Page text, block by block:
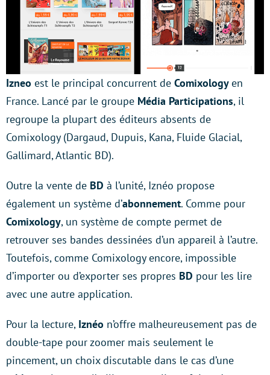
Izneo est le principal concurrent de Comixologyen
France. Lancé par le groupe Média Participations, il
regroupe la plupart des éditeurs absents de
Comixology (Dargaud, Dupuis, Kana, Fluide Glacial,
Gallimard, Atlantic BD).
Outre la vente de BD à l’unité, Iznéo propose
également un système d’abonnement. Comme pour
Comixology, un système de compte permet de
retrouver ses bandes dessinées d’un appareil à l’autre.
Toutefois, comme Comixology encore, impossible
d’importer ou d’exporter ses propres BD pour les lire
avec une autre application.
Pour la lecture, Iznéo n’offre malheureusement pas de
double-tape pour zoomer mais seulement le
pincement, un choix discutable dans le cas d’une